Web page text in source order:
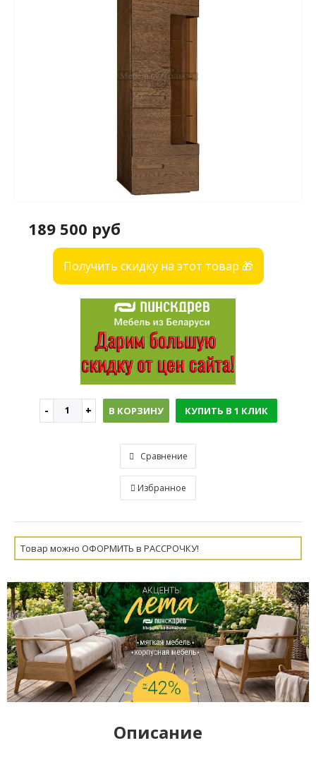
189 500 руб
Получить скидку на этот товар 🎁
В КОРЗИНУ КУПИТЬ В 1 КЛИК
Сравнение
Избранное
Товар можно ОФОРМИТЬ в РАССРОЧКУ!
Описание